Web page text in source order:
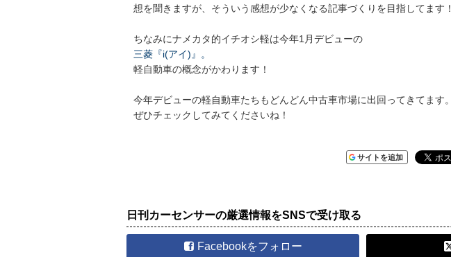
想を聞きますが、そういう感想が少なくなる記事づくりを目指してます！
ちなみにナメカタ的イチオシ軽は今年1月デビューの
三菱『i(アイ)』。
軽自動車の概念がかわります！
今年デビューの軽自動車たちもどんどん中古車市場に出回ってきてます。
ぜひチェックしてみてくださいね！
サイトを追加
日刊カーセンサーの厳選情報をSNSで受け取る
Facebookをフォロー